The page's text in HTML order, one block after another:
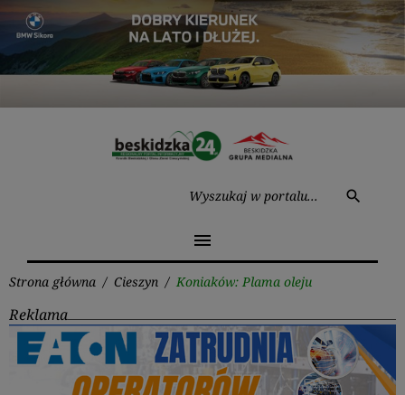
Przejdź
treści
search
menu
Strona główna / Cieszyn / Koniaków: Plama oleju
Reklama